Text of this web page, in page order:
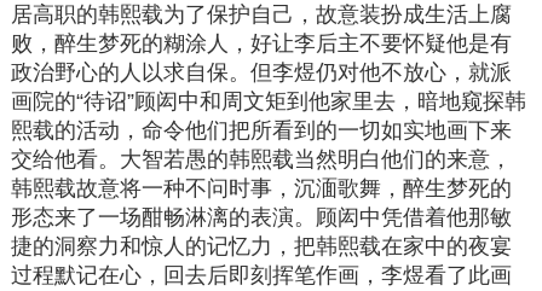
居高职的韩熙载为了保护自己，故意装扮成生活上腐
败，醉生梦死的糊涂人，好让李后主不要怀疑他是有
政治野心的人以求自保。但李煜仍对他不放心，就派
画院的“待诏”顾闳中和 周文矩到他家里去，暗地窥探韩
熙载的活动，命令他们把所看到的一切如实地画下来
交给他看。大智若愚的韩熙载当然明白他们的来意，
韩熙载故意将一种不问时事，沉湎歌舞，醉生梦死的
形态来了一场酣畅淋漓的表演。顾闳中凭借着他那敏
捷的洞察力和惊人的记忆力 ，把韩熙载在家中的夜宴
过程默记在心，回去后即刻挥笔作画，李煜看了此画